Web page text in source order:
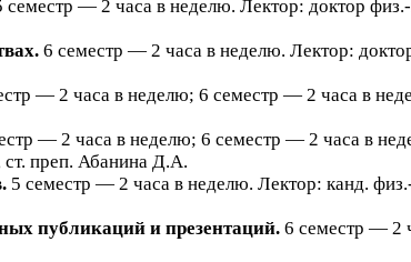
семестр — 2 часа в неделю. Лектор: доктор
6 семестр — 2 часа в неделю. Лектор:
— 2 часа в неделю; 6 семестр — 2 часа в
— 2 часа в неделю; 6 семестр — 2 часа в
ст. преп. Абанина Д.А.
5 семестр — 2 часа в неделю. Лектор: канд.
публикаций и презентаций. 6 семестр — 2